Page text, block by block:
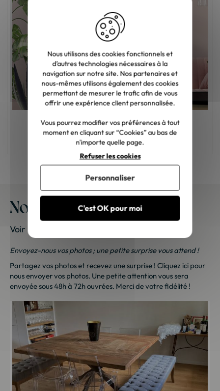
Quelle est la meilleure matière pour un
canapé ?
Nos meubles chez vous
Voir les photos de nos clients
Envoyez-nous vos photos ; une petite surprise vous attend !
Partagez vos photos et recevez une surprise ! Cliquez ici pour
nous envoyer vos photos. Une petite attention vous sera
envoyée sous 48h à 72h ouvrées. Merci de votre fidélité !
Nous utilisons des cookies fonctionnels et
d’autres technologies nécessaires à la
navigation sur notre site. Nos partenaires et
nous-mêmes utilisons également des cookies
permettant de mesurer le trafic afin de vous
offrir une expérience client personnalisée.
Vous pourrez modifier vos préférences à tout
moment en cliquant sur “Cookies” au bas de
n'importe quelle page.
C'est OK pour moi
Refuser les cookies
Personnaliser